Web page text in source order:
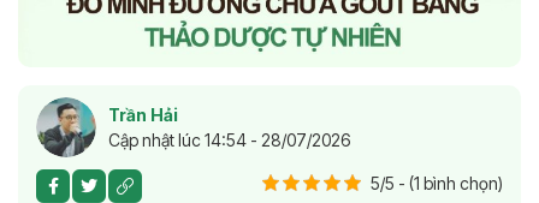
Trần Hải
Cập nhật lúc 14:54 - 28/07/2026
5/5 - (1 bình chọn)